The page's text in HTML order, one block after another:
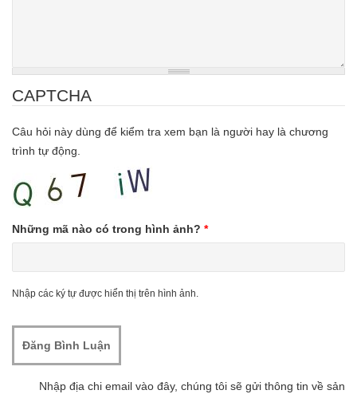
CAPTCHA
Câu hỏi này dùng để kiểm tra xem bạn là người hay là chương
trình tự động.
Những mã nào có trong hình ảnh? *
Nhập các ký tự được hiển thị trên hình ảnh.
Nhập địa chi email vào đây, chúng tôi sẽ gửi thông tin về sản